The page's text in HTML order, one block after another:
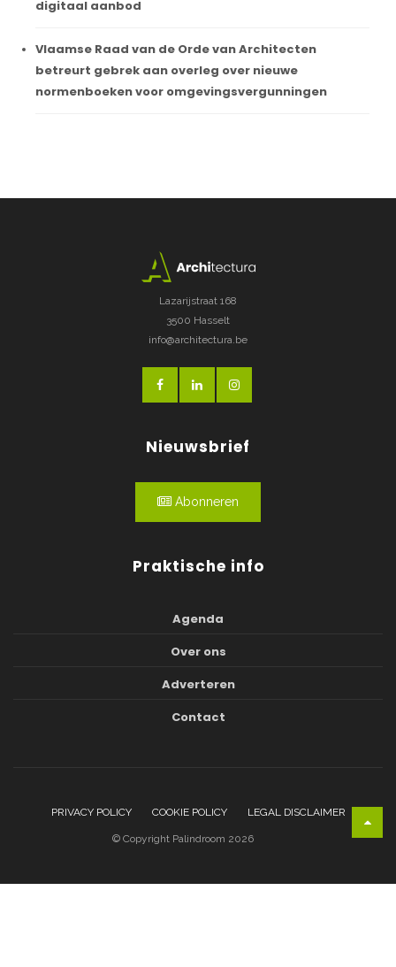
digitaal aanbod
Vlaamse Raad van de Orde van Architecten
betreurt gebrek aan overleg over nieuwe
normenboeken voor omgevingsvergunningen
Lazarijstraat 168
3500 Hasselt
info@architectura.be
Nieuwsbrief
Abonneren
Praktische info
Agenda
Over ons
Adverteren
Contact
PRIVACY POLICY COOKIE POLICY LEGAL DISCLAIMER
© Copyright Palindroom 2026